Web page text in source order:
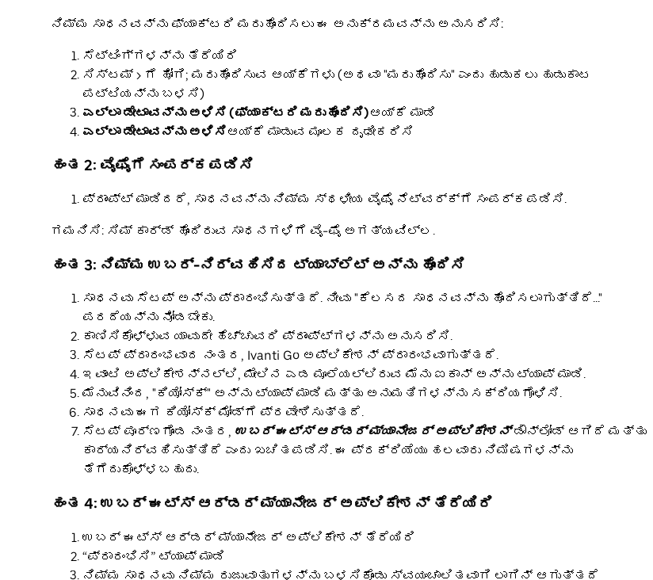
ನಿಮ್ಮ ಸಾಧನವನ್ನು ಫ್ಯಾಕ್ಟರಿ ಮರುಹೊಂದಿಸಲು ಈ ಅನುಕ್ರಮವನ್ನು ಅನುಸರಿಸಿ:
ಸೆಟ್ಟಿಂಗ್ಗಳನ್ನು ತೆರೆಯಿರಿ
ಸಿಸ್ಟಮ್ > ಗೆ ಹೋಗಿ; ಮರುಹೊಂದಿಸುವ ಆಯ್ಕೆಗಳು (ಅಥವಾ "ಮರುಹೊಂದಿಸು" ಎಂದು ಹುಡುಕಲು ಹುಡುಕಾಟ
ಪಟ್ಟಿಯನ್ನು ಬಳಸಿ)
ಎಲ್ಲಾ ಡೇಟಾವನ್ನು ಅಳಿಸಿ (ಫ್ಯಾಕ್ಟರಿ ಮರುಹೊಂದಿಸಿ)ಆಯ್ಕೆ ಮಾಡಿ
ಎಲ್ಲಾ ಡೇಟಾವನ್ನು ಅಳಿಸಿಆಯ್ಕೆ ಮಾಡುವ ಮೂಲಕ ದೃಢೀಕರಿಸಿ
ಹಂತ 2: ವೈಫೈಗೆ ಸಂಪರ್ಕಪಡಿಸಿ
ಪ್ರಾಂಪ್ಟ್ ಮಾಡಿದರೆ, ಸಾಧನವನ್ನು ನಿಮ್ಮ ಸ್ಥಳೀಯ ವೈಫೈ ನೆಟ್ವರ್ಕ್ಗೆ ಸಂಪರ್ಕಪಡಿಸಿ.
ಗಮನಿಸಿ: ಸಿಮ್ ಕಾರ್ಡ್ ಹೊಂದಿರುವ ಸಾಧನಗಳಿಗೆ ವೈ-ಫೈ ಅಗತ್ಯವಿಲ್ಲ.
ಹಂತ 3: ನಿಮ್ಮ ಉಬರ್-ನಿರ್ವಹಿಸಿದ ಟ್ಯಾಬ್ಲೆಟ್ ಅನ್ನು ಹೊಂದಿಸಿ
ಸಾಧನವು ಸೆಟಪ್ ಅನ್ನು ಪ್ರಾರಂಭಿಸುತ್ತದೆ. ನೀವು "ಕೆಲಸದ ಸಾಧನವನ್ನು ಹೊಂದಿಸಲಾಗುತ್ತಿದೆ..."
ಪರದೆಯನ್ನು ನೋಡಬೇಕು.
ಕಾಣಿಸಿಕೊಳ್ಳುವ ಯಾವುದೇ ಹೆಚ್ಚುವರಿ ಪ್ರಾಂಪ್ಟ್ಗಳನ್ನು ಅನುಸರಿಸಿ.
ಸೆಟಪ್ ಪ್ರಾರಂಭವಾದ ನಂತರ, Ivanti Go ಅಪ್ಲಿಕೇಶನ್ ಪ್ರಾರಂಭವಾಗುತ್ತದೆ.
ಇವಾಂಟಿ ಅಪ್ಲಿಕೇಶನ್ನಲ್ಲಿ, ಮೇಲಿನ ಎಡ ಮೂಲೆಯಲ್ಲಿರುವ ಮೆನು ಐಕಾನ್ ಅನ್ನು ಟ್ಯಾಪ್ ಮಾಡಿ.
ಮೆನುವಿನಿಂದ, "ಕಿಯೋಸ್ಕ್" ಅನ್ನು ಟ್ಯಾಪ್ ಮಾಡಿ ಮತ್ತು ಅನುಮತಿಗಳನ್ನು ಸಕ್ರಿಯಗೊಳಿಸಿ.
ಸಾಧನವು ಈಗ ಕಿಯೋಸ್ಕ್ ಮೋಡ್ಗೆ ಪ್ರವೇಶಿಸುತ್ತದೆ.
ಸೆಟಪ್ ಪೂರ್ಣಗೊಂಡ ನಂತರ, ಉಬರ್ ಈಟ್ಸ್ ಆರ್ಡರ್ ಮ್ಯಾನೇಜರ್ ಅಪ್ಲಿಕೇಶನ್ಡೌನ್ಲೋಡ್ ಆಗಿದೆ ಮತ್ತು
ಕಾರ್ಯನಿರ್ವಹಿಸುತ್ತಿದೆ ಎಂದು ಖಚಿತಪಡಿಸಿ. ಈ ಪ್ರಕ್ರಿಯೆಯು ಹಲವಾರು ನಿಮಿಷಗಳನ್ನು
ತೆಗೆದುಕೊಳ್ಳಬಹುದು.
ಹಂತ 4: ಉಬರ್ ಈಟ್ಸ್ ಆರ್ಡರ್ ಮ್ಯಾನೇಜರ್ ಅಪ್ಲಿಕೇಶನ್ ತೆರೆಯಿರಿ
ಉಬರ್ ಈಟ್ಸ್ ಆರ್ಡರ್ ಮ್ಯಾನೇಜರ್ ಅಪ್ಲಿಕೇಶನ್ ತೆರೆಯಿರಿ
“ಪ್ರಾರಂಭಿಸಿ” ಟ್ಯಾಪ್ ಮಾಡಿ
ನಿಮ್ಮ ಸಾಧನವು ನಿಮ್ಮ ರುಜುವಾತುಗಳನ್ನು ಬಳಸಿಕೊಂಡು ಸ್ವಯಂಚಾಲಿತವಾಗಿ ಲಾಗಿನ್ ಆಗುತ್ತದೆ